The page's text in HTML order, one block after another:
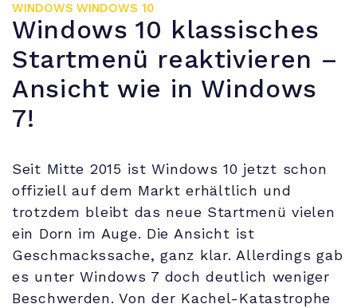
WINDOWS WINDOWS 10
Windows 10 klassisches
Startmenü reaktivieren –
Ansicht wie in Windows
7!
Seit Mitte 2015 ist Windows 10 jetzt schon
offiziell auf dem Markt erhältlich und
trotzdem bleibt das neue Startmenü vielen
ein Dorn im Auge. Die Ansicht ist
Geschmackssache, ganz klar. Allerdings gab
es unter Windows 7 doch deutlich weniger
Beschwerden. Von der Kachel-Katastrophe